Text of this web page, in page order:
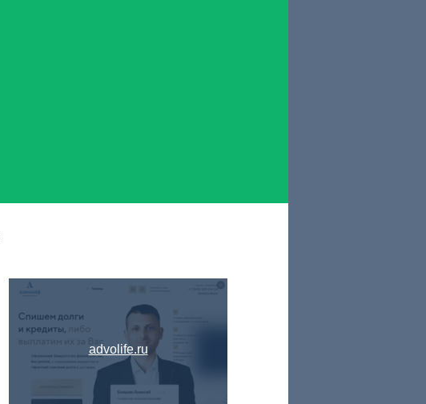
advolife.ru